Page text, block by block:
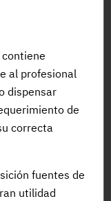
contiene
al profesional
dispensar
de
correcta
fuentes de
utilidad
el estudio de